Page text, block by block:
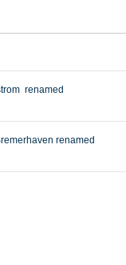
renamed
renamed